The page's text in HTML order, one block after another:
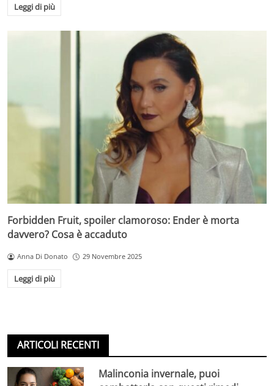
Leggi di più
Forbidden Fruit, spoiler clamoroso: Ender è morta
davvero? Cosa è accaduto
Anna Di Donato 29 Novembre 2025
Leggi di più
ARTICOLI RECENTI
Malinconia invernale, puoi